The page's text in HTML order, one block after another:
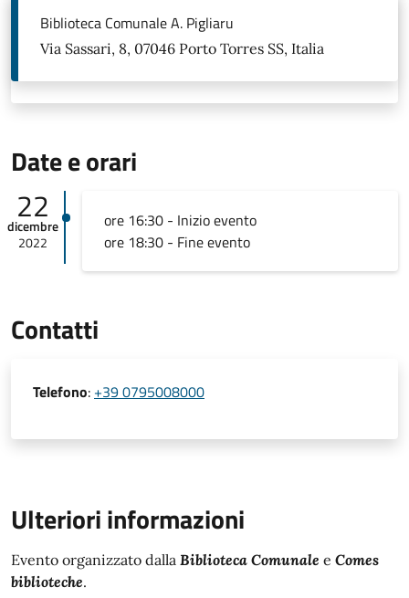
Biblioteca Comunale A. Pigliaru
Via Sassari, 8, 07046 Porto Torres SS, Italia
Date e orari
22
dicembre
2022
ore 16:30 - Inizio evento
ore 18:30 - Fine evento
Contatti
Telefono: +39 0795008000
Ulteriori informazioni
Evento organizzato dalla Biblioteca Comunale e Comes
biblioteche.